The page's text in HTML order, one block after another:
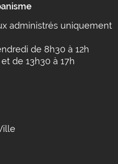
administrés uniquement
de 8h30 à 12h
de 13h30 à 17h